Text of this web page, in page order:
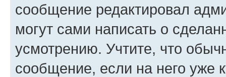
сообщение редактировал
могут сами написать о
усмотрению. Учтите, что
сообщение, если на него уже